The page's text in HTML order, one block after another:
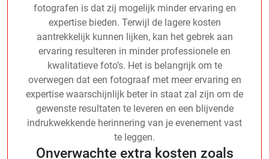
fotografen is dat zij mogelijk minder ervaring en
expertise bieden. Terwijl de lagere kosten
aantrekkelijk kunnen lijken, kan het gebrek aan
ervaring resulteren in minder professionele en
kwalitatieve foto’s. Het is belangrijk om te
overwegen dat een fotograaf met meer ervaring en
expertise waarschijnlijk beter in staat zal zijn om de
gewenste resultaten te leveren en een blijvende
indrukwekkende herinnering van je evenement vast
te leggen.
Onverwachte extra kosten zoals